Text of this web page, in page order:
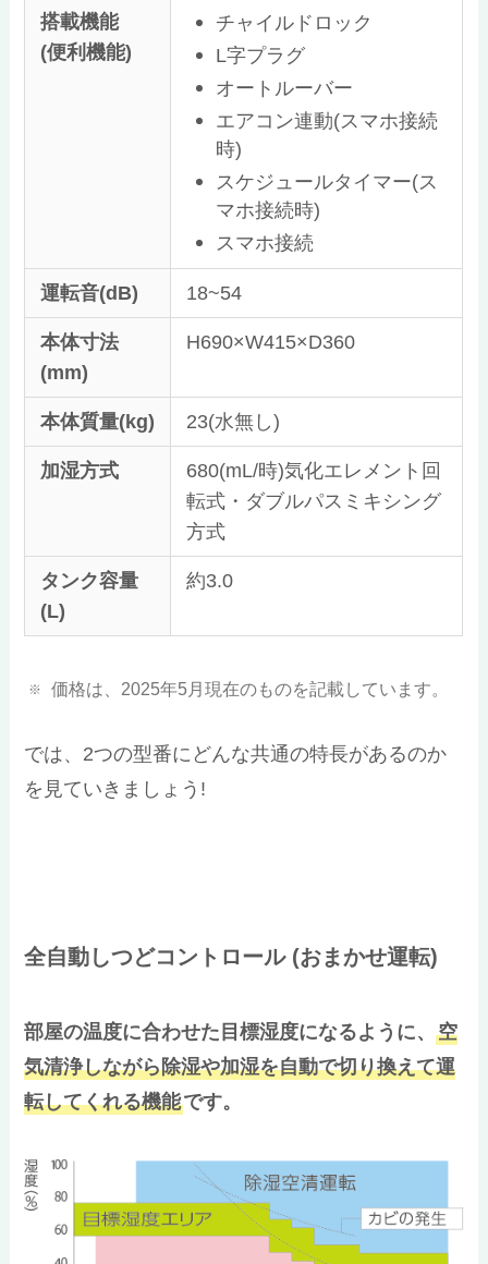
搭載機能
(便利機能)
チャイルドロック
L字プラグ
オートルーバー
エアコン連動(スマホ接続
時)
スケジュールタイマー(ス
マホ接続時)
スマホ接続
運転音(dB) 18~54
本体寸法
(mm)
H690×W415×D360
本体質量(kg) 23(水無し)
加湿方式
680(mL/時)気化エレメント回
転式・ダブルパスミキシング
方式
タンク容量
(L)
約3.0
価格は、2025年5月現在のものを記載しています。
では、2つの型番にどんな共通の特長があるのか
を見ていきましょう!
全自動しつどコントロール (おまかせ運転)
部屋の温度に合わせた目標湿度になるように、空
気清浄しながら除湿や加湿を自動で切り換えて運
転してくれる機能です。